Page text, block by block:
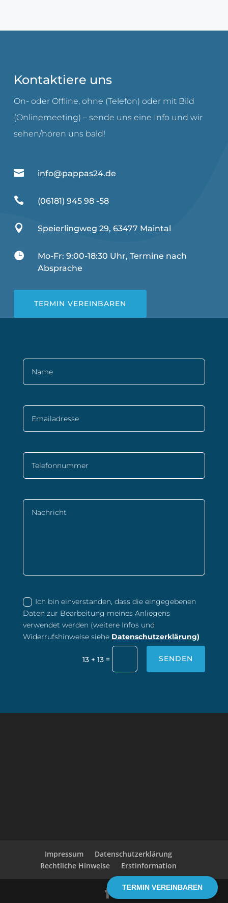
TERMIN VEREINBAREN
Kontaktiere uns
On- oder Offline, ohne (Telefon) oder mit Bild
(Onlinemeeting) – sende uns eine Info und wir
sehen/hören uns bald!
 info@pappas24.de
 (06181) 945 98 -58
 Speierlingweg 29, 63477 Maintal

Mo-Fr: 9:00-18:30 Uhr, Termine nach
Absprache
TERMIN VEREINBAREN
Ich bin einverstanden, dass die eingegebenen
Daten zur Bearbeitung meines Anliegens
verwendet werden (weitere Infos und
Widerrufshinweise siehe Datenschutzerklärung)
13 + 13 = SENDEN
Impressum
Datenschutzerklärung
Rechtliche Hinweise
Erstinformation